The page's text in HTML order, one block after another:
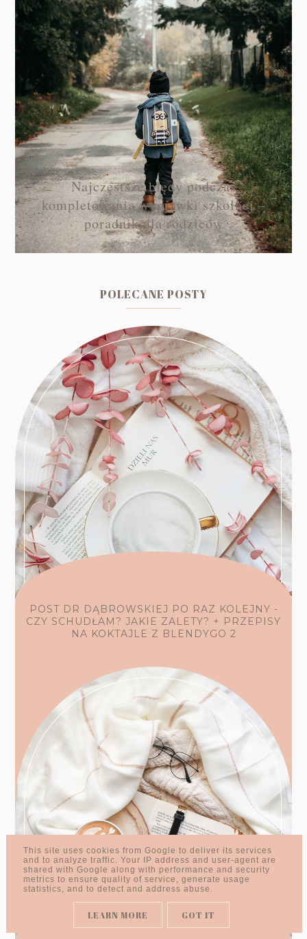
Najczęstsze błędy podczas
kompletowania wyprawki szkolnej –
poradnik dla rodziców
POLECANE POSTY
POST DR DĄBROWSKIEJ PO RAZ KOLEJNY -
CZY SCHUDŁAM? JAKIE ZALETY? + PRZEPISY
NA KOKTAJLE Z BLENDYGO 2
This site uses cookies from Google to deliver its services
and to analyze traffic. Your IP address and user-agent are
shared with Google along with performance and security
metrics to ensure quality of service, generate usage
statistics, and to detect and address abuse.
LEARN MORE GOT IT